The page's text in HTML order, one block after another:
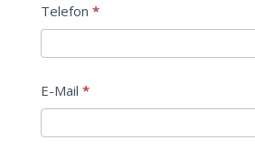
Telefon *
E-Mail *